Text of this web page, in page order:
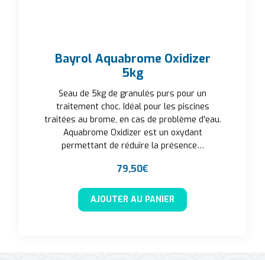
Bayrol Aquabrome Oxidizer
5kg
Seau de 5kg de granulés purs pour un
traitement choc. Idéal pour les piscines
traitées au brome, en cas de problème d'eau.
Aquabrome Oxidizer est un oxydant
permettant de réduire la présence…
79,50€
AJOUTER AU PANIER